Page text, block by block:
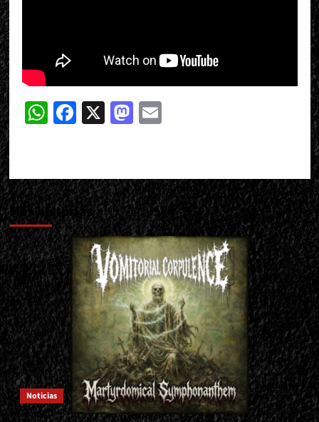
WhatsApp
Facebook
X Mastodon
Email
Más historias
Noticias